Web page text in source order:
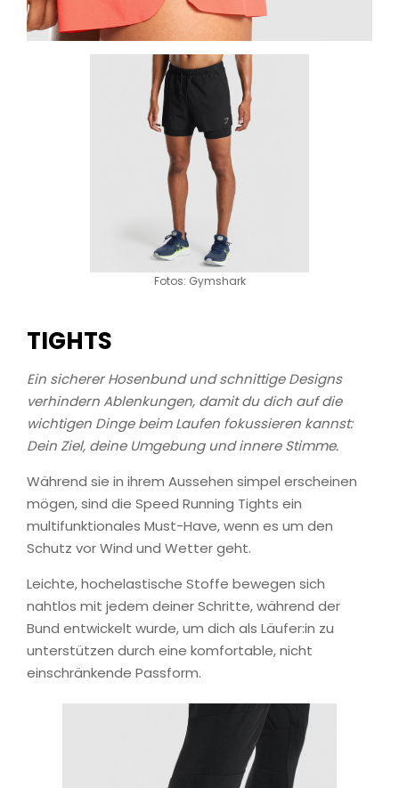
Fotos: Gymshark
TIGHTS
Ein sicherer Hosenbund und schnittige Designs
verhindern Ablenkungen, damit du dich auf die
wichtigen Dinge beim Laufen fokussieren kannst:
Dein Ziel, deine Umgebung und innere Stimme.
Während sie in ihrem Aussehen simpel erscheinen
mögen, sind die Speed Running Tights ein
multifunktionales Must-Have, wenn es um den
Schutz vor Wind und Wetter geht.
Leichte, hochelastische Stoffe bewegen sich
nahtlos mit jedem deiner Schritte, während der
Bund entwickelt wurde, um dich als Läufer:in zu
unterstützen durch eine komfortable, nicht
einschränkende Passform.